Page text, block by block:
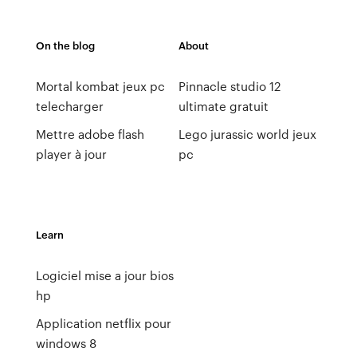
On the blog
Mortal kombat jeux pc
telecharger
Mettre adobe flash
player à jour
About
Pinnacle studio 12
ultimate gratuit
Lego jurassic world jeux
pc
Learn
Logiciel mise a jour bios
hp
Application netflix pour
windows 8